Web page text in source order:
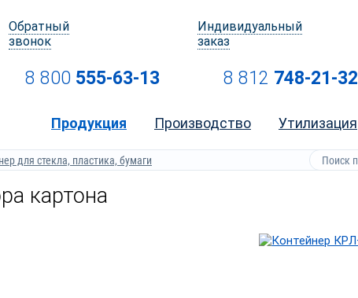
Обратный
звонок
Индивидуальный
заказ
8 800 555-63-13 8 812 748-21-32
Продукция Производство Утилизация
для стекла, пластика, бумаги
картона